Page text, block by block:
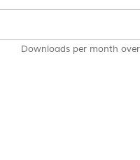
Downloads per month